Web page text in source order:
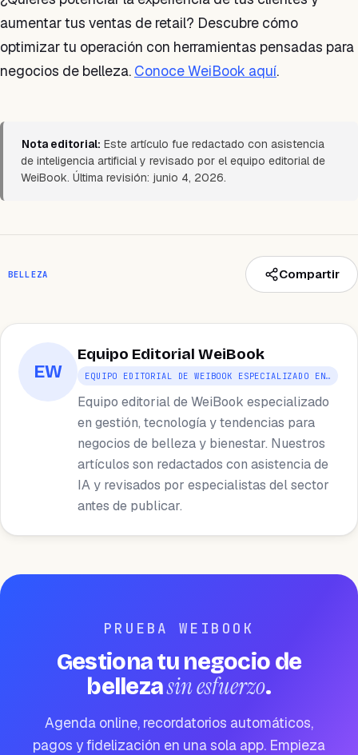
aumentar tus ventas de retail? Descubre cómo
optimizar tu operación con herramientas pensadas para
negocios de belleza. Conoce WeiBook aquí.
Nota editorial: Este artículo fue redactado con asistencia
de inteligencia artificial y revisado por el equipo editorial de
WeiBook. Última revisión: junio 4, 2026.
BELLEZA Compartir
EW
Equipo Editorial WeiBook
EQUIPO EDITORIAL DE WEIBOOK ESPECIALIZADO EN…
Equipo editorial de WeiBook especializado
en gestión, tecnología y tendencias para
negocios de belleza y bienestar. Nuestros
artículos son redactados con asistencia de
IA y revisados por especialistas del sector
antes de publicar.
PRUEBA WEIBOOK
Gestiona tu negocio de
bellezasin esfuerzo.
Agenda online, recordatorios automáticos,
pagos y fidelización en una sola app. Empieza